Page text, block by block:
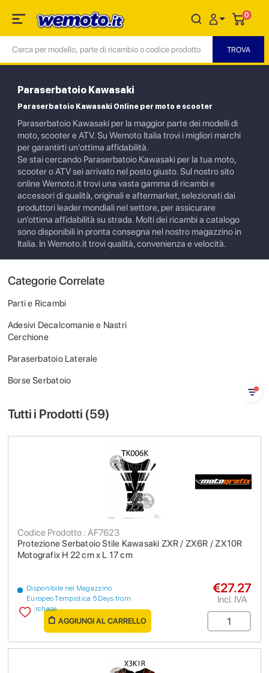
0
Paraserbatoio Kawasaki
Paraserbatoio Kawasaki Online per moto e scooter
Paraserbatoio Kawasaki per la maggior parte dei modelli di
moto, scooter e ATV. Su Wemoto Italia trovi i migliori marchi
per garantirti un'ottima affidabilità.
Se stai cercando Paraserbatoio Kawasaki per la tua moto,
scooter o ATV sei arrivato nel posto giusto. Sul nostro sito
online Wemoto.it trovi una vasta gamma di ricambi e
accessori di qualità, originali e aftermarket, selezionati dai
produttori leader mondiali nel settore, per assicurare
un’ottima affidabilità su strada. Molti dei ricambi a catalogo
sono disponibili in pronta consegna nel nostro magazzino in
Italia. In Wemoto.it trovi qualità, convenienza e velocità.
Categorie Correlate
Parti e Ricambi
Adesivi Decalcomanie e Nastri
Cerchione
Paraserbatoio Laterale
Borse Serbatoio
Tutti i Prodotti (59)
Protezione Serbatoio Stile Kawasaki ZXR / ZX6R / ZX10R
Motografix H 22 cm x L 17 cm
Codice Prodotto : AF7623
Disponibile nel Magazzino
Europeo Tempistica 5 Days from
purchase
€27.27
Incl. IVA
AGGIUNGI AL CARRELLO